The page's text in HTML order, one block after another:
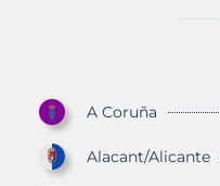
A Coruña
Alacant/Alicante